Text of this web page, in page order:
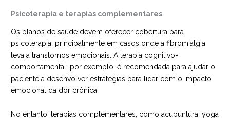
Psicoterapia e terapias complementares
Os planos de saúde devem oferecer cobertura para
psicoterapia, principalmente em casos onde a fibromialgia
leva a transtornos emocionais. A terapia cognitivo-
comportamental, por exemplo, é recomendada para ajudar o
paciente a desenvolver estratégias para lidar com o impacto
emocional da dor crônica.
No entanto, terapias complementares, como acupuntura, yoga